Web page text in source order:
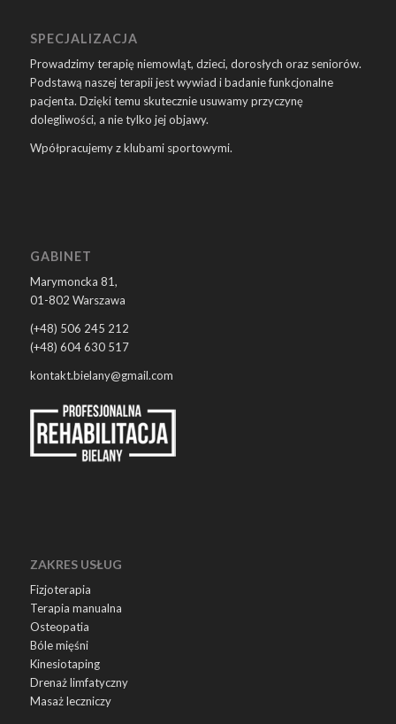
SPECJALIZACJA
Prowadzimy terapię niemowląt, dzieci, dorosłych oraz seniorów.
Podstawą naszej terapii jest wywiad i badanie funkcjonalne
pacjenta. Dzięki temu skutecznie usuwamy przyczynę
dolegliwości, a nie tylko jej objawy.
Wpółpracujemy z klubami sportowymi.
GABINET
Marymoncka 81,
01-802 Warszawa
(+48) 506 245 212
(+48) 604 630 517
kontakt.bielany@gmail.com
ZAKRES USŁUG
Fizjoterapia
Terapia manualna
Osteopatia
Bóle mięśni
Kinesiotaping
Drenaż limfatyczny
Masaż leczniczy